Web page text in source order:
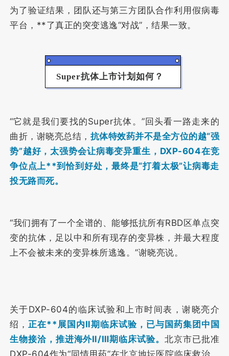
为了验证结果，团队还与第三方团队合作利用假病毒
平台，**了真正的突变逃逸“对战”，结果一致。
Super抗体上市计划如何？
“它就是我们要找的Super抗体。 ”回头看一路走来的
曲折，谢晓亮总结， 抗体特效药并不是全方位的越“强
势”越好，太强势会让病毒变异重生，DXP-604在竞
争位点上**到恰到好处，最终是“打着太极”让病毒走
投无路而死。
“我们拥有了一个全谱的、能够抵抗所有RBD区单点突
变的抗体，足以中和所有现存的变异株，并最大程度
上不会被未来的变异株所逃逸。”谢晓亮说。
关于DXP-604的临床试验和上市时间表，谢晓亮介
绍， 正在**展国内Ⅱ期临床试验，已与国药集团中国
生物接洽，推进海外Ⅱ/Ⅲ期临床试验。 北京市已批准